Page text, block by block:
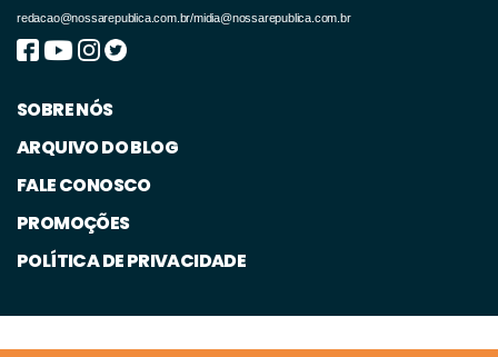
De acordo com os dispositivos ora inseridos
na Seção II - A, a conciliação e a mediação
deverão ser incentivadas em qualquer grau
de jurisdição, inclusive no âmbito de recursos
suspensão dos prazos previstos nesta Lei,
salvo se houver consenso entre as partes em
redacao@nossarepublica.com.br/midia@nossarepublica.com.br
SOBRE NÓS
ARQUIVO DO BLOG
FALE CONOSCO
PROMOÇÕES
POLÍTICA DE PRIVACIDADE